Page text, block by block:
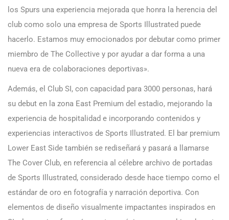
los Spurs una experiencia mejorada que honra la herencia del
club como solo una empresa de Sports Illustrated puede
hacerlo. Estamos muy emocionados por debutar como primer
miembro de The Collective y por ayudar a dar forma a una
nueva era de colaboraciones deportivas».
Además, el Club SI, con capacidad para 3000 personas, hará
su debut en la zona East Premium del estadio, mejorando la
experiencia de hospitalidad e incorporando contenidos y
experiencias interactivos de Sports Illustrated. El bar premium
Lower East Side también se rediseñará y pasará a llamarse
The Cover Club, en referencia al célebre archivo de portadas
de Sports Illustrated, considerado desde hace tiempo como el
estándar de oro en fotografía y narración deportiva. Con
elementos de diseño visualmente impactantes inspirados en